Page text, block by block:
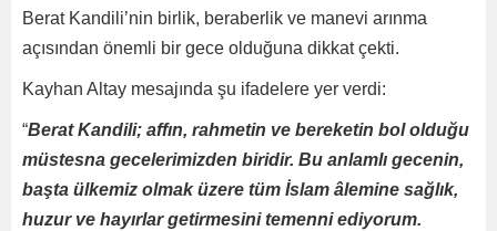
Berat Kandili’nin birlik, beraberlik ve manevi arınma
açısından önemli bir gece olduğuna dikkat çekti.
Kayhan Altay mesajında şu ifadelere yer verdi:
“Berat Kandili; affın, rahmetin ve bereketin bol olduğu
müstesna gecelerimizden biridir. Bu anlamlı gecenin,
başta ülkemiz olmak üzere tüm İslam âlemine sağlık,
huzur ve hayırlar getirmesini temenni ediyorum.